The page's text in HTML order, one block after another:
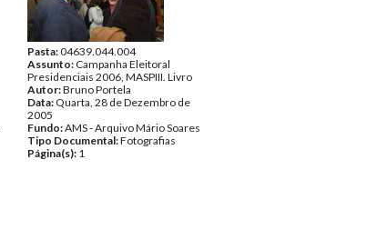
Pasta:04639.044.004
Assunto: Campanha Eleitoral
Presidenciais 2006, MASPIII. Livro
Autor:Bruno Portela
Data: Quarta, 28 de Dezembro de
2005
Fundo:AMS - Arquivo Mário Soares
Tipo Documental:Fotografias
Página(s): 1